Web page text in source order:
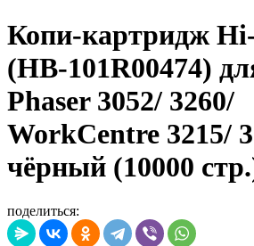
Копи-картридж
(HB-101R00474)
Phaser 3052/ 3260/
WorkCentre 3215/
чёрный (10000
поделиться: